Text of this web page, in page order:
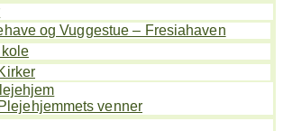
og Vuggestue – Fresiahaven
Plejehjemmets venner